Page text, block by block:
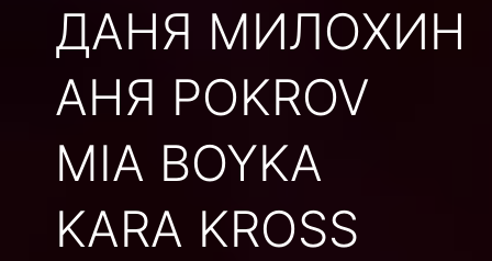
ДАНЯ МИЛОХИН
АНЯ POKROV
MIA BOYKA
KARA KROSS